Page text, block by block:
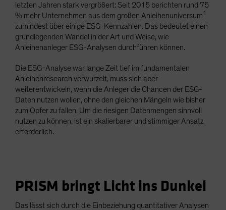
letzten Jahren stark vergrößert: Seit 2015 berichten rund 75
% mehr Unternehmen aus dem großen Anleihenuniversum 1
zumindest über einige ESG-Kennzahlen. Das bedeutet einen
grundlegenden Wandel in der Art und Weise, wie
Anleihenanleger ESG-Analysen durchführen können.
Die ESG-Analyse war lange Zeit tief im fundamentalen
Anleihenresearch verwurzelt, muss sich aber
weiterentwickeln, wenn die Anleger die Chancen der ESG-
Daten nutzen wollen, ohne den gleichen Mängeln wie bisher
zum Opfer zu fallen. Um die riesigen Datenmengen sinnvoll
nutzen zu können, ist ein skalierbarer und stimmiger Ansatz
erforderlich.
PRISM bringt Licht ins Dunkel
Das lässt sich durch die Einbeziehung quantitativer Analysen